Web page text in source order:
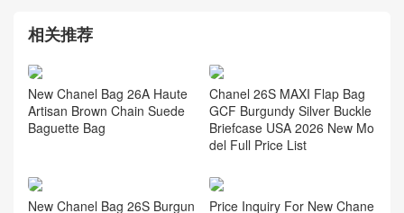
CHANEL香奈兒Classic Flap
經典款包包官方官網 mini淺
灰色小羊皮口蓋包
相关推荐